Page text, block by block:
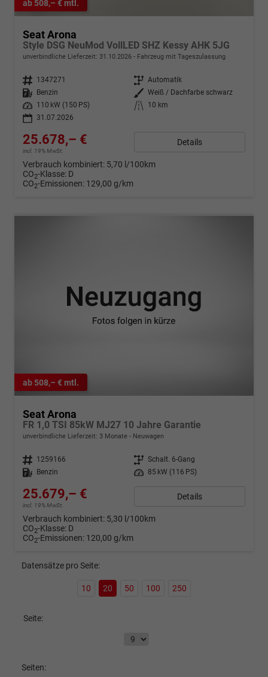
ab 508,– € mtl.
Seat Arona
Style DSG NeuMod VollLED SHZ Kessy AHK 5JG
unverbindliche Lieferzeit: 31.10.2026 Fahrzeug mit Tageszulassung
Fahrzeugnr. 1347271 Getriebe Automatik
Kraftstoff
Benzin Außenfarbe Weiß / Dachfarbe schwarz
Leistung
110 kW (150 PS) Kilometerstand
10 km
31.07.2026
25.678,– €
incl. 19% MwSt.
Details
Verbrauch kombiniert: 5,70 l/100km
CO2-Klasse: D
CO2-Emissionen: 129,00 g/km
ab 508,– € mtl.
Seat Arona
FR 1,0 TSI 85kW MJ27 10 Jahre Garantie
unverbindliche Lieferzeit: 3 Monate Neuwagen
Fahrzeugnr. 1259166 Getriebe Schalt. 6-Gang
Kraftstoff
Benzin Leistung 85 kW (116 PS)
25.679,– €
incl. 19% MwSt.
Details
Verbrauch kombiniert: 5,30 l/100km
CO2-Klasse: D
CO2-Emissionen: 120,00 g/km
Datensätze pro Seite:
10 20 50 100 250
Seite:
Seiten: